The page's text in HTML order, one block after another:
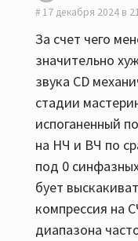
17 декабря 2024 в
За счет чего
значительно
звука CD
стадии
испоганенный
на НЧ и ВЧ по
под 0
бует
компрессия на
диапазона